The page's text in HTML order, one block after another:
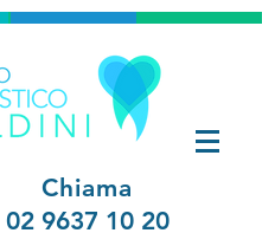
Chiama
02 9637 10 20